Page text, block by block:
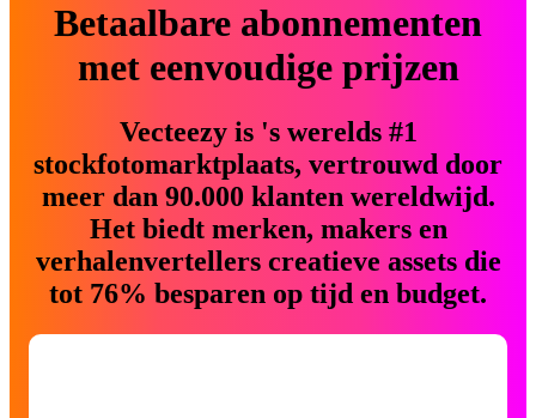
Betaalbare abonnementen
met eenvoudige prijzen
Vecteezy is 's werelds #1
stockfotomarktplaats, vertrouwd door
meer dan 90.000 klanten wereldwijd.
Het biedt merken, makers en
verhalenvertellers creatieve assets die
tot 76% besparen op tijd en budget.